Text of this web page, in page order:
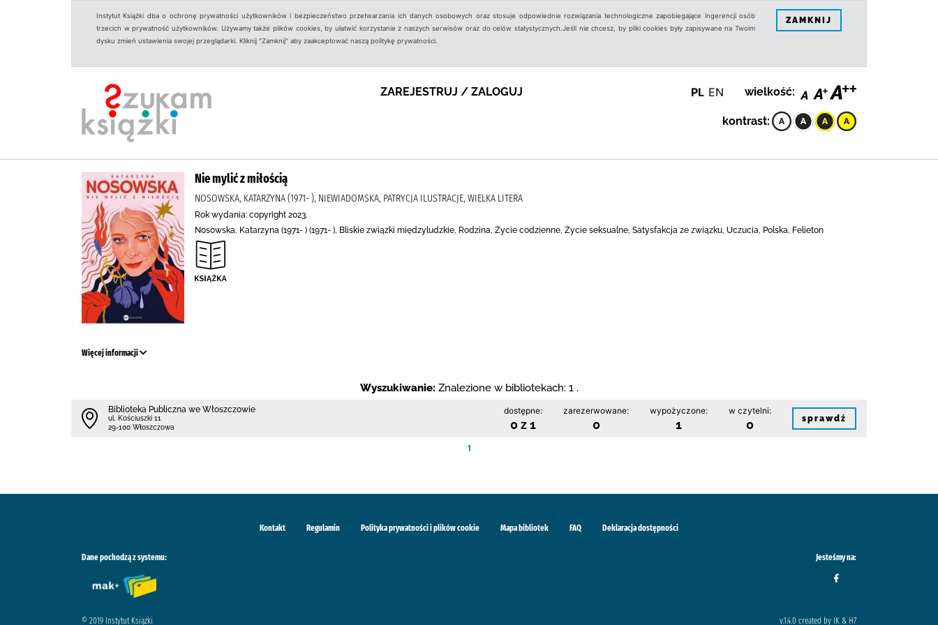
Instytut Książki dba o ochronę prywatności użytkowników i bezpieczeństwo przetwarzania ich danych osobowych oraz stosuje odpowiednie rozwiązania technologiczne zapobiegające ingerencji osób
trzecich w prywatność użytkowników. Używamy także plików cookies, by ułatwić korzystanie z naszych serwisów oraz do celów statystycznych.Jeśli nie chcesz, by pliki cookies były zapisywane na Twoim
dysku zmień ustawienia swojej przeglądarki. Kliknij "Zamknij" aby zaakceptować naszą politykę prywatności.
ZAMKNIJ
ZAREJESTRUJ / ZALOGUJ PL EN wielkość:
kontrast:
Nie mylić z miłością
NOSOWSKA, KATARZYNA (1971- ), NIEWIADOMSKA, PATRYCJA ILUSTRACJE, WIELKA LITERA
Rok wydania: copyright 2023.
Nosowska, Katarzyna (1971- ) (1971- ), Bliskie związki międzyludzkie, Rodzina, Życie codzienne, Życie seksualne, Satysfakcja ze związku, Uczucia, Polska, Felieton
Więcej informacji
Wyszukiwanie: Znalezione w bibliotekach: 1 .
Biblioteka Publiczna we Włoszczowie
ul. Kościuszki 11
29-100 Włoszczowa
dostępne:
0 z 1
zarezerwowane:
0
wypożyczone:
1
w czytelni:
0 sprawdź
1
Kontakt Regulamin Polityka prywatności i plików cookie Mapa bibliotek FAQ Deklaracja dostępności
Dane pochodzą z systemu: Jesteśmy na:
© 2019 Instytut Książki v.1.4.0 created by IK & H7